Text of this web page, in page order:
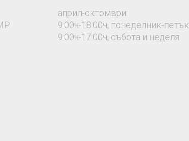
април-октомври:
9:00ч-18:00ч, понеделник-петък
9:00ч-17:00ч, събота и неделя